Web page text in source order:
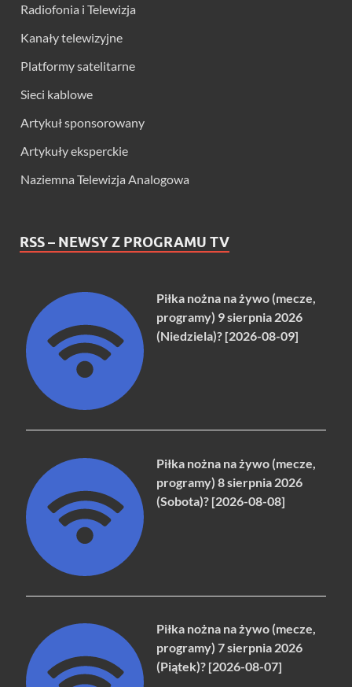
Radiofonia i Telewizja
Kanały telewizyjne
Platformy satelitarne
Sieci kablowe
Artykuł sponsorowany
Artykuły eksperckie
Naziemna Telewizja Analogowa
RSS – NEWSY Z PROGRAMU TV
Piłka nożna na żywo (mecze,
programy) 9 sierpnia 2026
(Niedziela)? [2026-08-09]
Piłka nożna na żywo (mecze,
programy) 8 sierpnia 2026
(Sobota)? [2026-08-08]
Piłka nożna na żywo (mecze,
programy) 7 sierpnia 2026
(Piątek)? [2026-08-07]